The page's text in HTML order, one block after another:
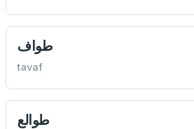
طواف
tavaf
طوالع